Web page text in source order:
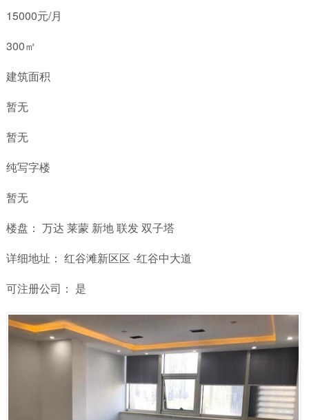
15000元/月
300㎡
建筑面积
暂无
暂无
纯写字楼
暂无
楼盘： 万达 莱蒙 新地 联发 双子塔
详细地址： 红谷滩新区区 -红谷中大道
可注册公司： 是